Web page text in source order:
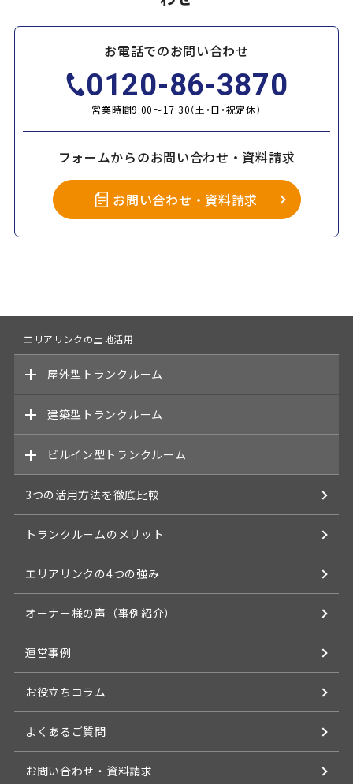
お電話でのお問い合わせ
0120-86-3870
営業時間9:00～17:30（土・日・祝定休）
フォームからのお問い合わせ・資料請求
お問い合わせ・資料請求
エリアリンクの土地活用
屋外型 トランクルーム
商品概要
7つのメリット
契約の流れ
建築型 トランクルーム
商品概要
6つのメリット
契約の流れ
ビルイン型トランクルーム
商品概要
6つのメリット
契約の流れ
3つの活用方法を徹底比較
トランクルームのメリット
エリアリンクの4つの強み
オーナー様の声（事例紹介）
運営事例
お役立ちコラム
よくあるご質問
お問い合わせ・資料請求